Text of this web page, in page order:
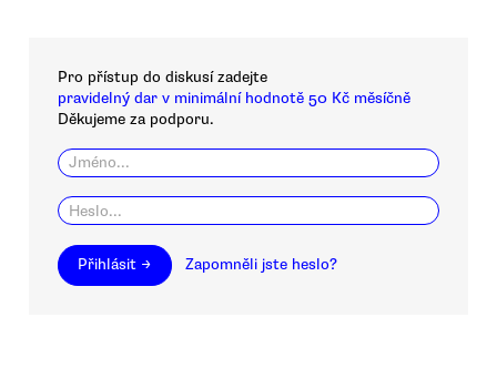
Pro přístup do diskusí zadejte
pravidelný dar v minimální hodnotě 50 Kč měsíčně
Děkujeme za podporu.
Přihlásit → Zapomněli jste heslo?